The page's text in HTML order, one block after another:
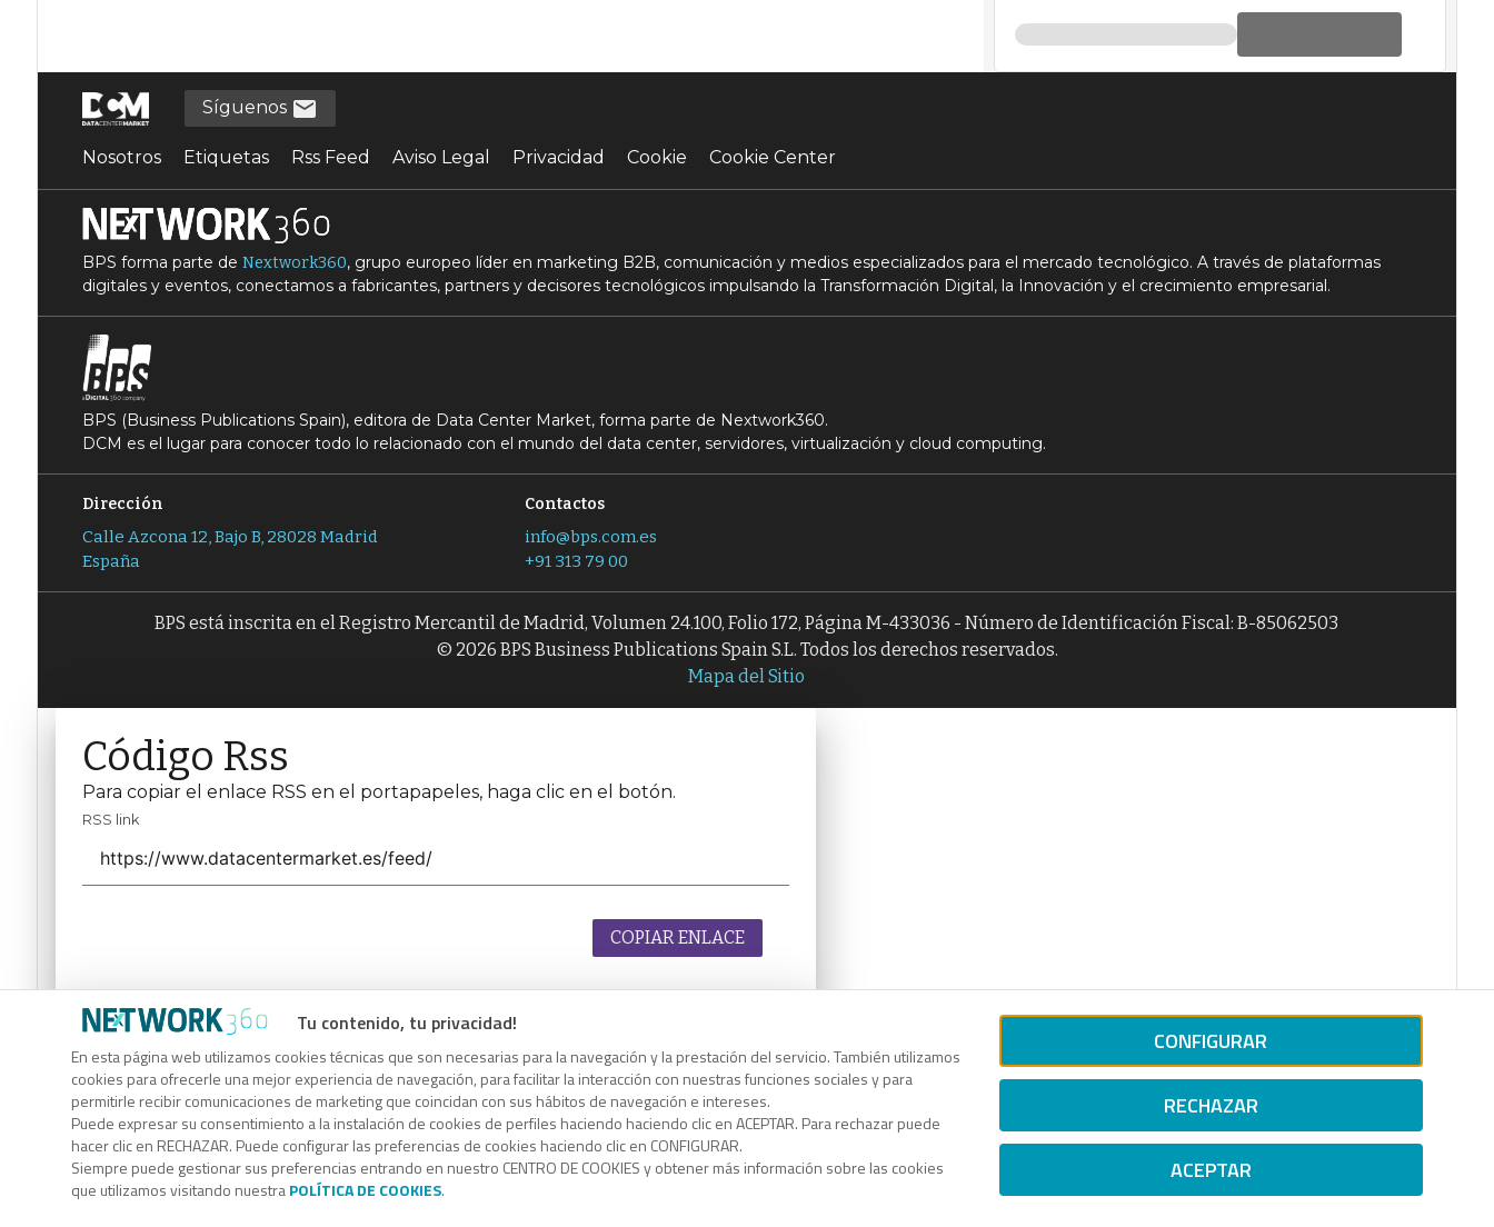
Tu contenido, tu privacidad!
En esta página web utilizamos cookies técnicas que son necesarias para la navegación y la prestación del servicio. También utilizamos
cookies para ofrecerle una mejor experiencia de navegación, para facilitar la interacción con nuestras funciones sociales y para
permitirle recibir comunicaciones de marketing que coincidan con sus hábitos de navegación e intereses.
Puede expresar su consentimiento a la instalación de cookies de perfiles haciendo haciendo clic en ACEPTAR. Para rechazar puede
hacer clic en RECHAZAR. Puede configurar las preferencias de cookies haciendo clic en CONFIGURAR.
Siempre puede gestionar sus preferencias entrando en nuestro CENTRO DE COOKIES y obtener más información sobre las cookies
que utilizamos visitando nuestraPOLÍTICA DE COOKIES.
CONFIGURAR
RECHAZAR
ACEPTAR
Síguenos
Nosotros Etiquetas Rss Feed Aviso Legal Privacidad Cookie Cookie Center
BPS forma parte de Nextwork360, grupo europeo líder en marketing B2B, comunicación y medios especializados para el mercado tecnológico. A través de plataformas
digitales y eventos, conectamos a fabricantes, partners y decisores tecnológicos impulsando la Transformación Digital, la Innovación y el crecimiento empresarial.
BPS (Business Publications Spain), editora de Data Center Market, forma parte de Nextwork360.
DCM es el lugar para conocer todo lo relacionado con el mundo del data center, servidores, virtualización y cloud computing.
Dirección
Calle Azcona 12, Bajo B, 28028 Madrid
España
Contactos
info@bps.com.es
+91 313 79 00
BPS está inscrita en el Registro Mercantil de Madrid, Volumen 24.100, Folio 172, Página M-433036 - Número de Identificación Fiscal: B-85062503
© 2026 BPS Business Publications Spain S.L. Todos los derechos reservados.
Mapa del Sitio
Código Rss
Para copiar el enlace RSS en el portapapeles, haga clic en el botón.
RSS link
COPIAR ENLACE
Código Rss
Para copiar el enlace RSS en el portapapeles, haga clic en el botón.
RSS link